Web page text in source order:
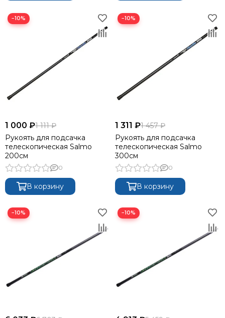
−10%
1 000 ₽1 111 ₽
Рукоять для подсачка
телескопическая Salmo
200см
0
В корзину
−10%
1 311 ₽1 457 ₽
Рукоять для подсачка
телескопическая Salmo
300см
0
В корзину
−10% −10%